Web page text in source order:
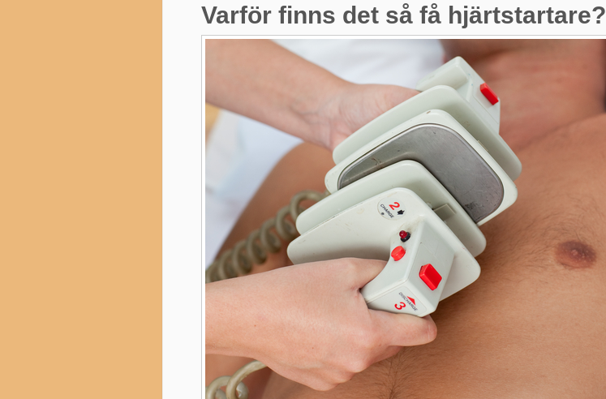
Varför finns det så få hjärtstartare?